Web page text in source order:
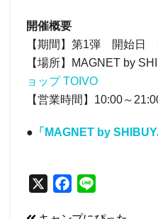
開催概要
【期間】第1弾 開始日
【場所】MAGNET by
ョップ TOIVO
【営業時間】10:00～
● 「MAGNET by